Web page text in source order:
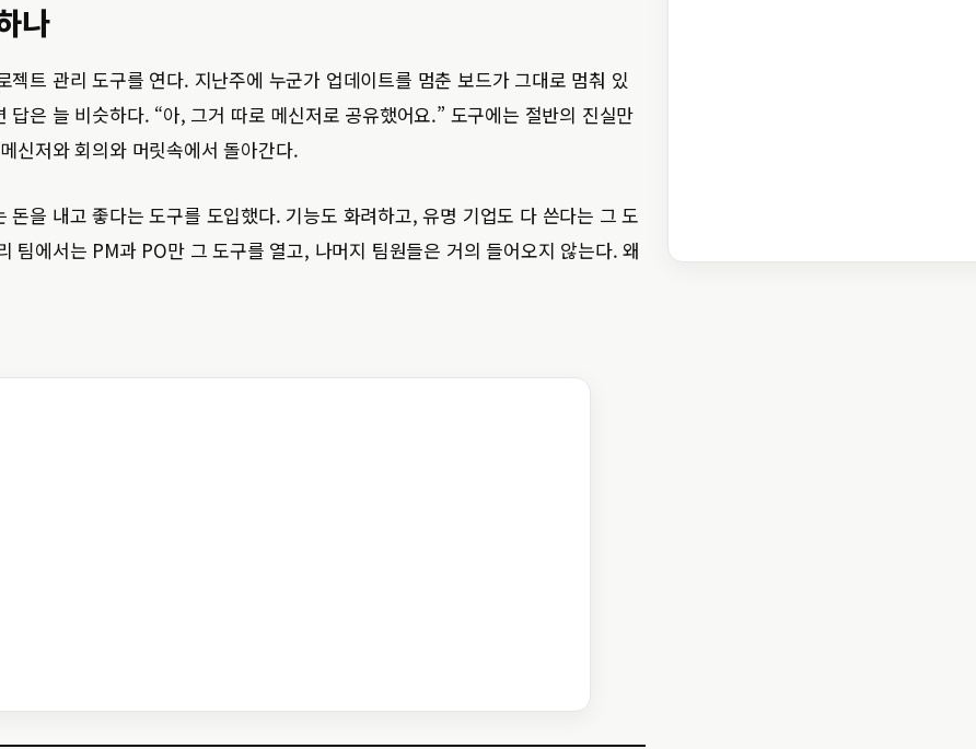
나
젝트 관리 도구를 연다. 지난주에 누군가 업데이트를 멈춘 보드가 그대로 멈춰 있
답은 늘 비슷하다. “아, 그거 따로 메신저로 공유했어요.” 도구에는 절반의 진실만
신저와 회의와 머릿속에서 돌아간다.
돈을 내고 좋다는 도구를 도입했다. 기능도 화려하고, 유명 기업도 다 쓴다는 그 도
팀에서는 PM과 PO만 그 도구를 열고, 나머지 팀원들은 거의 들어오지 않는다. 왜